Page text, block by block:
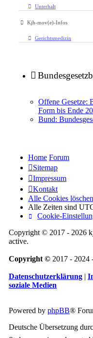
Unterhalt
Kjh-mov(e)-Infos
Gerichtsmedizin
Offene Gesetze:
Form bis Ende
Bund:
Home Forum
Sitemap
Impressum
Kontakt
Alle Cookies löschen
Alle Zeiten sind
Cookie-
Copyright © 2017 - 2026
active.
Copyright © 2017 - 2024
Datenschutzerklärung |
soziale Medien
Powered by phpBB®
Deutsche Übersetzung